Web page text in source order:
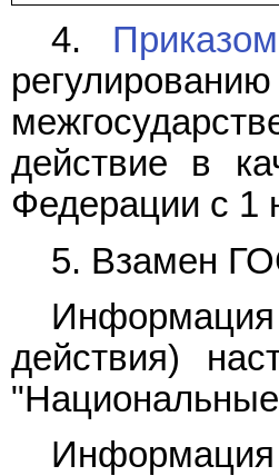
4. Приказом
действие в
Федерации с 1
5. Взамен
действия)